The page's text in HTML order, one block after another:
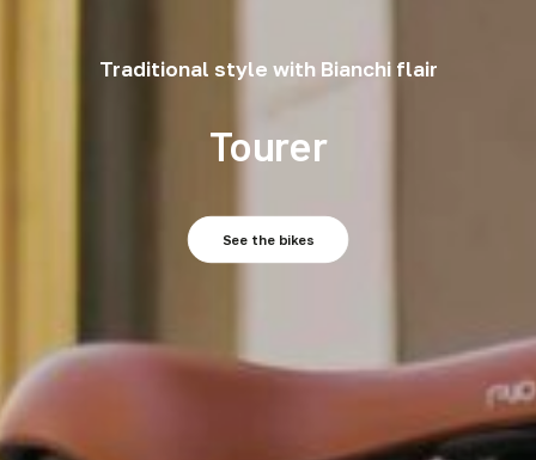
Traditional style with Bianchi flair
Tourer
See the bikes